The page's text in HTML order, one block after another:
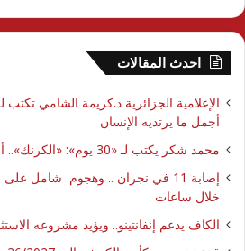
احدث المقالات
أجمل ما يرتديه الإنسان
محمد شكر يكتب لـ «30 يوم»: «الكرنك».. أزمة سينما أتلفها الهوى
إصابة 11 في نجران .. وهجوم شامل
خلال ساعات
الكاف يدعم إنفانتينو.. ويؤيد مشروعه